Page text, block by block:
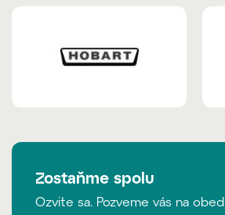
Zostaňme spolu
Ozvite sa. Pozveme vás na obed.